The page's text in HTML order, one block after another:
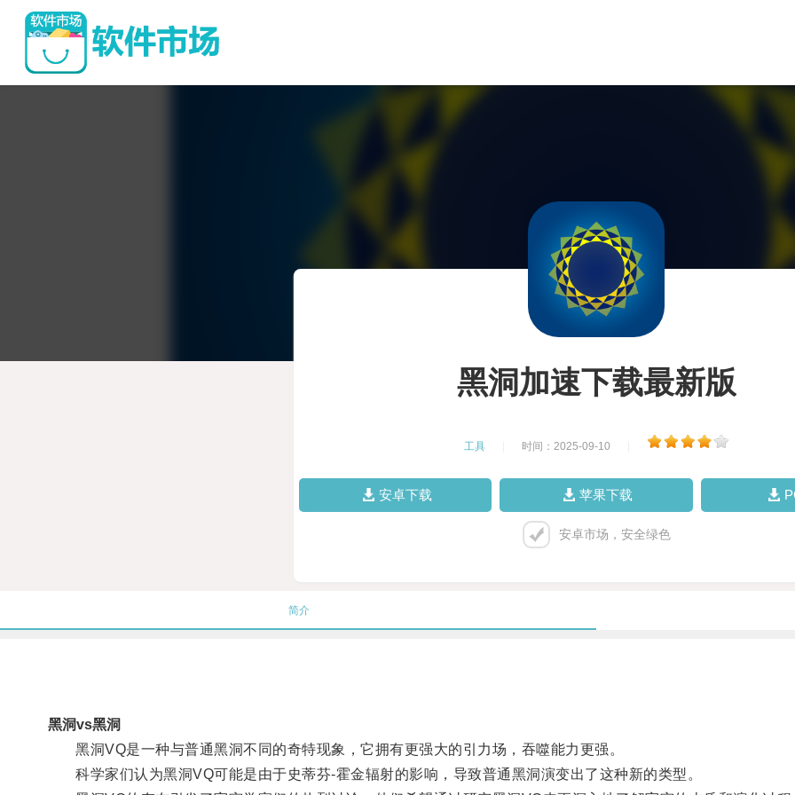
黑洞加速下载最新版
工具 时间：2025-09-10
安卓下载 苹果下载
安卓市场，安全绿色
简介
黑洞vs黑洞
黑洞VQ是一种与普通黑洞不同的奇特现象，它拥有更强大的引力场，吞噬能力更强。
科学家们认为黑洞VQ可能是由于史蒂芬-霍金辐射的影响，导致普通黑洞演变出了这种新的类型。